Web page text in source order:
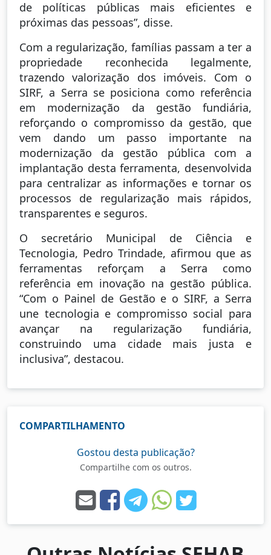
de políticas públicas mais eficientes e
próximas das pessoas”, disse.
Com a regularização, famílias passam a ter a
propriedade reconhecida legalmente,
trazendo valorização dos imóveis. Com o
SIRF, a Serra se posiciona como referência
em modernização da gestão fundiária,
reforçando o compromisso da gestão, que
vem dando um passo importante na
modernização da gestão pública com a
implantação desta ferramenta, desenvolvida
para centralizar as informações e tornar os
processos de regularização mais rápidos,
transparentes e seguros.
O secretário Municipal de Ciência e
Tecnologia, Pedro Trindade, afirmou que as
ferramentas reforçam a Serra como
referência em inovação na gestão pública.
“Com o Painel de Gestão e o SIRF, a Serra
une tecnologia e compromisso social para
avançar na regularização fundiária,
construindo uma cidade mais justa e
inclusiva”, destacou.
COMPARTILHAMENTO
Gostou desta publicação?
Compartilhe com os outros.